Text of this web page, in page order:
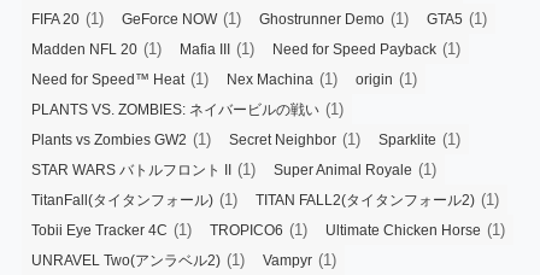
FIFA 20 (1) GeForce NOW(1) Ghostrunner Demo (1) GTA5 (1)
Madden NFL 20 (1) Mafia III (1) Need for Speed Payback (1)
Need for Speed™ Heat(1) Nex Machina (1) origin (1)
PLANTS VS. ZOMBIES: ネイバービルの戦い (1)
Plants vs Zombies GW2 (1) Secret Neighbor (1) Sparklite (1)
STAR WARS バトルフロント II (1) Super Animal Royale (1)
TitanFall(タイタンフォール) (1) TITAN FALL2(タイタンフォール2) (1)
Tobii Eye Tracker 4C (1) TROPICO6 (1) Ultimate Chicken Horse (1)
UNRAVEL Two(アンラベル2) (1) Vampyr (1)